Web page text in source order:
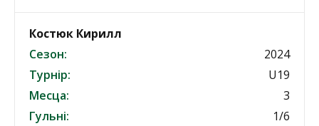
Костюк Кирилл
Сезон:
2024
Турнір:
U19
Месца:
3
Гульні:
1/6